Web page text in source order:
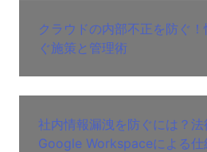
クラウドの内部不正を防ぐ
ぐ施策と管理術
社内情報漏洩を防ぐには？法
Google Workspaceによる仕